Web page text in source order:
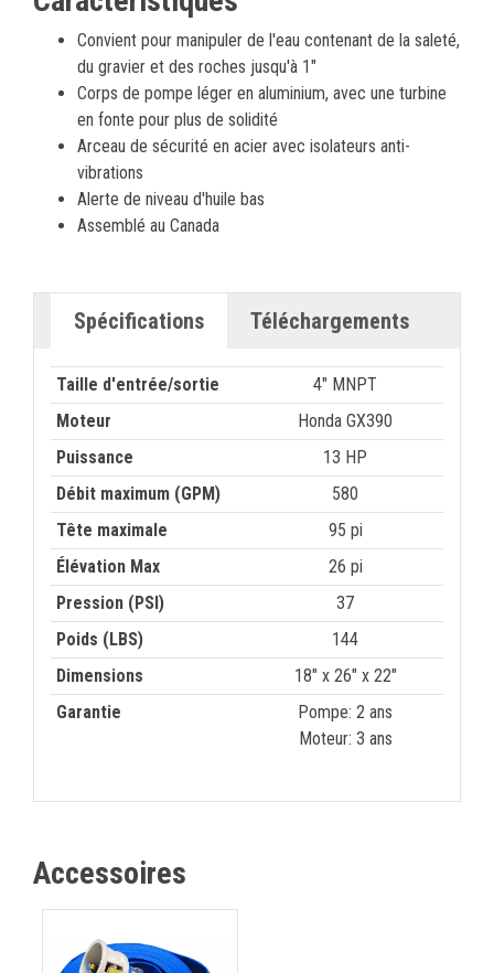
Convient pour manipuler de l'eau contenant de la saleté,
du gravier et des roches jusqu'à 1"
Corps de pompe léger en aluminium, avec une turbine
en fonte pour plus de solidité
Arceau de sécurité en acier avec isolateurs anti-
vibrations
Alerte de niveau d'huile bas
Assemblé au Canada
Spécifications Téléchargements
Taille d'entrée/sortie
4" MNPT
Moteur
Honda GX390
Puissance
13 HP
Débit maximum (GPM)
580
Tête maximale
95 pi
Élévation Max
26 pi
Pression (PSI)
37
Poids (LBS)
144
Dimensions
18" x 26" x 22"
Garantie
Pompe: 2 ans
Moteur: 3 ans
Accessoires